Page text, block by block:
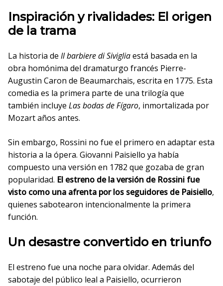
Inspiración y rivalidades: El origen
de la trama
La historia de Il barbiere di Sivigliaestá basada en la
obra homónima del dramaturgo francés Pierre-
Augustin Caron de Beaumarchais, escrita en 1775. Esta
comedia es la primera parte de una trilogía que
también incluye Las bodas de Fígaro, inmortalizada por
Mozart años antes.
Sin embargo, Rossini no fue el primero en adaptar esta
historia a la ópera. Giovanni Paisiello ya había
compuesto una versión en 1782 que gozaba de gran
popularidad. El estreno de la versión de Rossini fue
visto como una afrenta por los seguidores de Paisiello,
quienes sabotearon intencionalmente la primera
función.
Un desastre convertido en triunfo
El estreno fue una noche para olvidar. Además del
sabotaje del público leal a Paisiello, ocurrieron